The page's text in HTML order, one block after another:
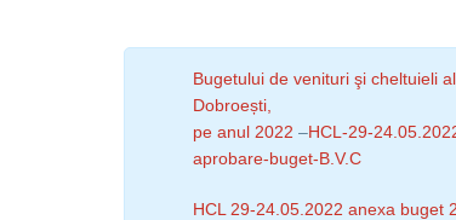
Bugetului de venituri şi cheltuieli
Dobroești,
pe anul 2022 –HCL-29-
aprobare-buget-B.V.C
HCL 29-24.05.2022 anexa buget